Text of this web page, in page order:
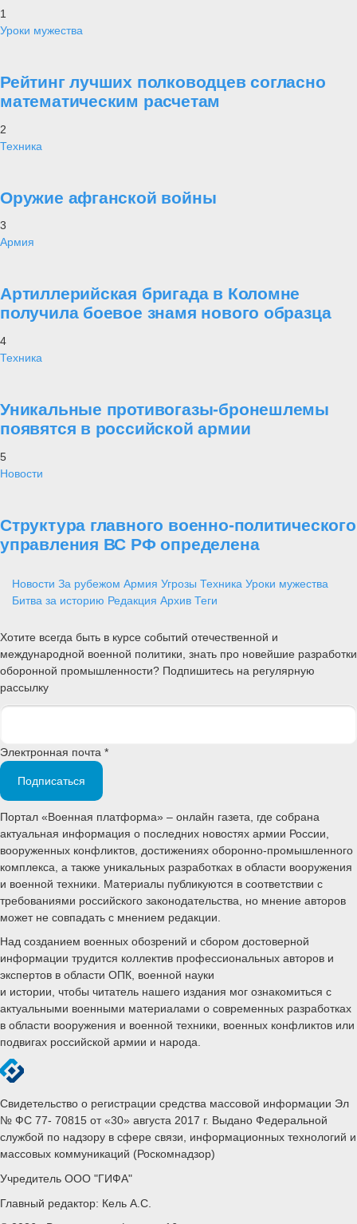
1
Уроки мужества
Рейтинг лучших полководцев согласно
математическим расчетам
2
Техника
Оружие афганской войны
3
Армия
Артиллерийская бригада в Коломне
получила боевое знамя нового образца
4
Техника
Уникальные противогазы-бронешлемы
появятся в российской армии
5
Новости
Структура главного военно-политического
управления ВС РФ определена
Новости За рубежом Армия Угрозы Техника Уроки мужества
Битва за историю Редакция Архив Теги
Хотите всегда быть в курсе событий отечественной и
международной военной политики, знать про новейшие разработки
оборонной промышленности? Подпишитесь на регулярную
рассылку
Электронная почта *
Подписаться
Портал «Военная платформа» – онлайн газета, где собрана
актуальная информация о последних новостях армии России,
вооруженных конфликтов, достижениях оборонно-промышленного
комплекса, а также уникальных разработках в области вооружения
и военной техники. Материалы публикуются в соответствии с
требованиями российского законодательства, но мнение авторов
может не совпадать с мнением редакции.
Над созданием военных обозрений и сбором достоверной
информации трудится коллектив профессиональных авторов и
экспертов в области ОПК, военной науки
и истории, чтобы читатель нашего издания мог ознакомиться с
актуальными военными материалами о современных разработках
в области вооружения и военной техники, военных конфликтов или
подвигах российской армии и народа.
Свидетельство о регистрации средства массовой информации Эл
№ ФС 77- 70815 от «30» августа 2017 г. Выдано Федеральной
службой по надзору в сфере связи, информационных технологий и
массовых коммуникаций (Роскомнадзор)
Учредитель ООО "ГИФА"
Главный редактор: Кель А.С.